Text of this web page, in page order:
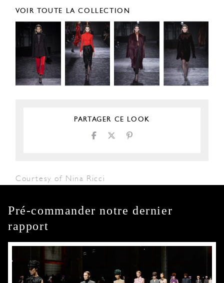
VOIR TOUTE LA COLLECTION
PARTAGER CE LOOK
Courtesy of Nina Ricci
Pré-commander notre dernier
rapport